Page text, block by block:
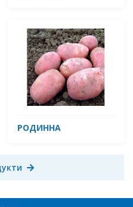
РОДИННА